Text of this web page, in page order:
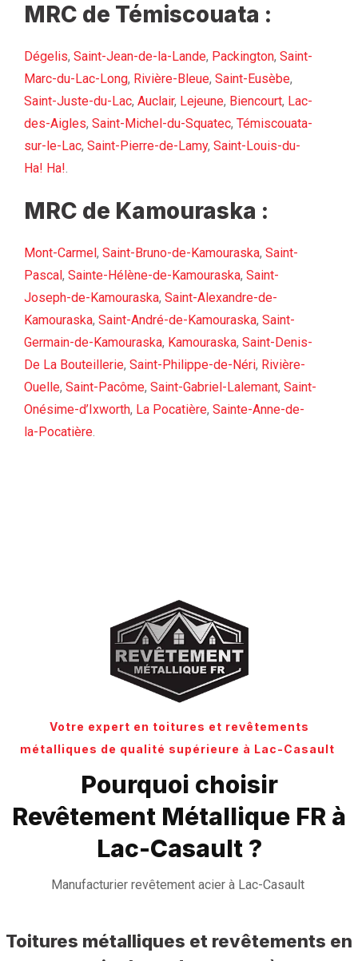
MRC de Témiscouata :
Dégelis, Saint-Jean-de-la-Lande, Packington, Saint-
Marc-du-Lac-Long, Rivière-Bleue, Saint-Eusèbe,
Saint-Juste-du-Lac, Auclair, Lejeune, Biencourt, Lac-
des-Aigles, Saint-Michel-du-Squatec, Témiscouata-
sur-le-Lac, Saint-Pierre-de-Lamy, Saint-Louis-du-
Ha! Ha!.
MRC de Kamouraska :
Mont-Carmel , Saint-Bruno-de-Kamouraska, Saint-
Pascal , Sainte-Hélène-de-Kamouraska, Saint-
Joseph-de-Kamouraska, Saint-Alexandre-de-
Kamouraska, Saint-André-de-Kamouraska, Saint-
Germain-de-Kamouraska, Kamouraska, Saint-Denis-
De La Bouteillerie, Saint-Philippe-de-Néri, Rivière-
Ouelle, Saint-Pacôme, Saint-Gabriel-Lalemant, Saint-
Onésime-d’Ixworth, La Pocatière, Sainte-Anne-de-
la-Pocatière.
Votre expert en toitures et revêtements
métalliques de qualité supérieure à Lac-Casault
Pourquoi choisir
Revêtement Métallique FR à
Lac-Casault ?
Manufacturier revêtement acier à Lac-Casault
Toitures métalliques et revêtements en